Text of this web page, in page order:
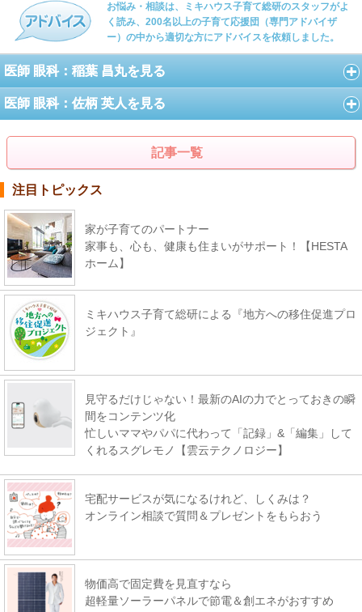
お悩み・相談は、ミキハウス子育て総研のスタッフがよ
く読み、200名以上の子育て応援団（専門アドバイザ
ー）の中から適切な方にアドバイスを依頼しました。
医師 眼科：稲葉 昌丸を見る
医師 眼科：佐柄 英人を見る
記事一覧
注目トピックス
家が子育てのパートナー
家事も、心も、健康も住まいがサポート！【HESTA
ホーム】
ミキハウス子育て総研による『地方への移住促進プロ
ジェクト』
見守るだけじゃない！最新のAIの力でとっておきの瞬
間をコンテンツ化
忙しいママやパパに代わって「記録」&「編集」して
くれるスグレモノ【雲云テクノロジー】
宅配サービスが気になるけれど、しくみは？
オンライン相談で質問＆プレゼントをもらおう
物価高で固定費を見直すなら
超軽量ソーラーパネルで節電＆創エネがおすすめ